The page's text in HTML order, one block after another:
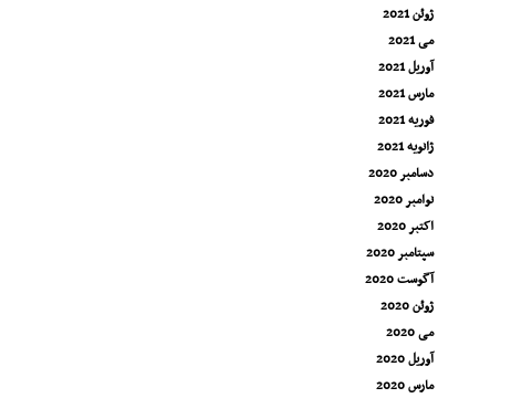
ژوئن 2021
می 2021
آوریل 2021
مارس 2021
فوریه 2021
ژانویه 2021
دسامبر 2020
نوامبر 2020
اکتبر 2020
سپتامبر 2020
آگوست 2020
ژوئن 2020
می 2020
آوریل 2020
مارس 2020